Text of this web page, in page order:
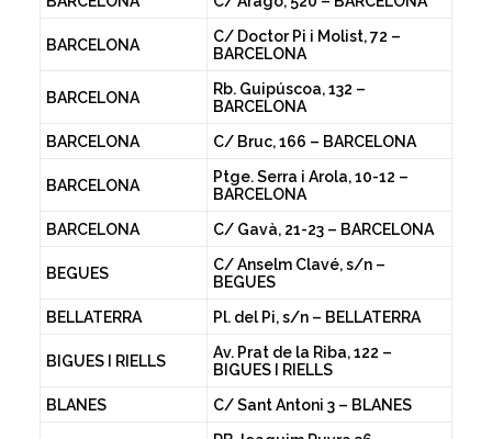
BARCELONA
C/ Doctor Pi i Molist, 72 –
BARCELONA
BARCELONA
Rb. Guipúscoa, 132 –
BARCELONA
BARCELONA
C/ Bruc, 166 – BARCELONA
BARCELONA
Ptge. Serra i Arola, 10-12 –
BARCELONA
BARCELONA
C/ Gavà, 21-23 – BARCELONA
BEGUES
C/ Anselm Clavé, s/n –
BEGUES
BELLATERRA
Pl. del Pi, s/n – BELLATERRA
BIGUES I RIELLS
Av. Prat de la Riba, 122 –
BIGUES I RIELLS
BLANES
C/ Sant Antoni 3 – BLANES